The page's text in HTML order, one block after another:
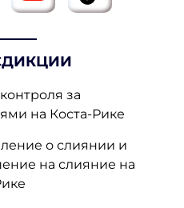
за
на Коста-Рике
о слиянии и
на слияние на